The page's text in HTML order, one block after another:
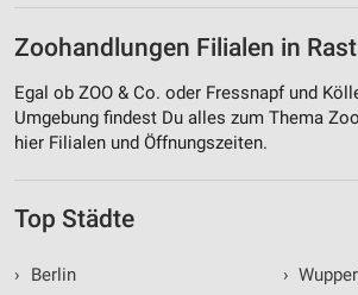
Zoohandlungen Filialen in
Egal ob ZOO & Co. oder Fressnapf und
Umgebung findest Du alles zum Thema
hier Filialen und Öffnungszeiten.
Top Städte
›
Berlin
›